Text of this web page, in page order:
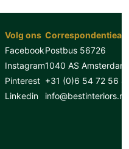
Volg ons
Facebook
Instagram
Pinterest
Linkedin
Postbus 56726
1040 AS Amsterdam
+31 (0)6 54 72 56
info@bestinteriors.nl